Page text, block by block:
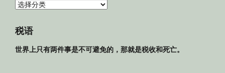
法
库
税语
世界上只有两件事是不可避免的，那就是税收和死亡。